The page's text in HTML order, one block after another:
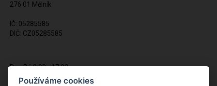
276 01 Mělník
IČ: 05285585
DIČ: CZ05285585
Po - Pá 9:00 - 17:00
(12:00 - 12:30 pauza)
Používáme cookies